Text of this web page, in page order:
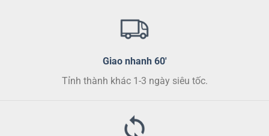
Giao nhanh 60'
Tỉnh thành khác 1-3 ngày siêu tốc.